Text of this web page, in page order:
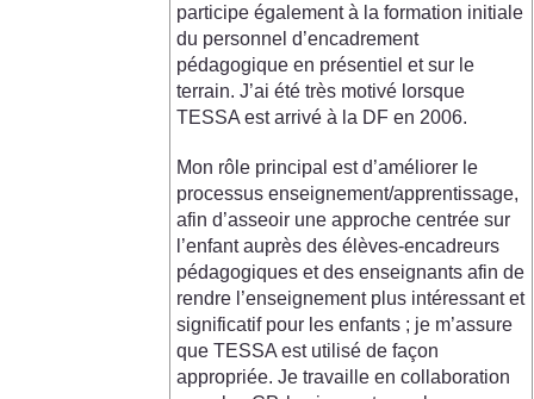
participe également à la formation initiale
du personnel d’encadrement
pédagogique en présentiel et sur le
terrain. J’ai été très motivé lorsque
TESSA est arrivé à la DF en 2006.
Mon rôle principal est d’améliorer le
processus enseignement/apprentissage,
afin d’asseoir une approche centrée sur
l’enfant auprès des élèves-encadreurs
pédagogiques et des enseignants afin de
rendre l’enseignement plus intéressant et
significatif pour les enfants ; je m’assure
que TESSA est utilisé de façon
appropriée. Je travaille en collaboration